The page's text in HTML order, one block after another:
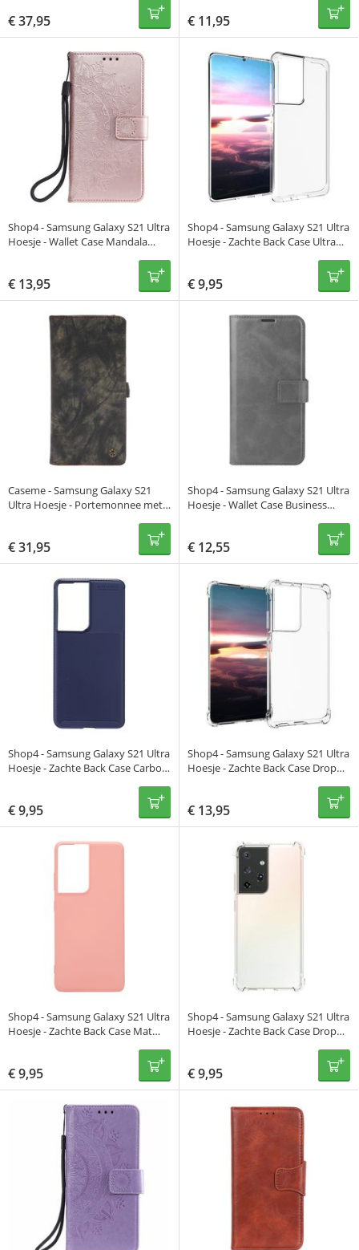
€37,95 € 11,95
Shop4 - Samsung Galaxy S21 Ultra
Hoesje - Wallet Case Mandala
€ 13,95
Shop4 - Samsung Galaxy S21 Ultra
Hoesje - Zachte Back Case Ultra
€9,95
Caseme - Samsung Galaxy S21
Ultra Hoesje - Portemonnee met
€31,95
Shop4 - Samsung Galaxy S21 Ultra
Hoesje - Wallet Case Business
€ 12,55
Shop4 - Samsung Galaxy S21 Ultra
Hoesje - Zachte Back Case Carbon
€9,95
Shop4 - Samsung Galaxy S21 Ultra
Hoesje - Zachte Back Case Drop
€ 13,95
Shop4 - Samsung Galaxy S21 Ultra
Hoesje - Zachte Back Case Mat
€9,95
Shop4 - Samsung Galaxy S21 Ultra
Hoesje - Zachte Back Case Drop
€9,95